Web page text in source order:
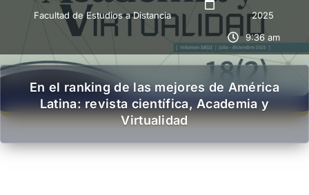
Facultad de Estudios a Distancia
2025
9:36 am
En el ranking de las mejores de América
Latina: revista científica, Academia y
Virtualidad